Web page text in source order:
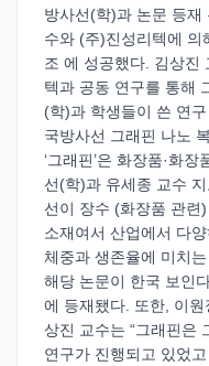
방사선(학)과 논문 등재
수와 (주)진성리텍에 의
조 에 성공했다. 김상진
텍과 공동 연구를 통해
(학)과 학생들이 쓴 연
국방사선 그래핀 나노
‘그래핀’은 화장품·화
선(학)과 유세종 교수
선이 장수 (화장품 관련
소재여서 산업에서 다
체중과 생존율에 미치
해당 논문이 한국 보인
에 등재됐다. 또한, 이
상진 교수는 “그래핀은
연구가 진행되고 있었고